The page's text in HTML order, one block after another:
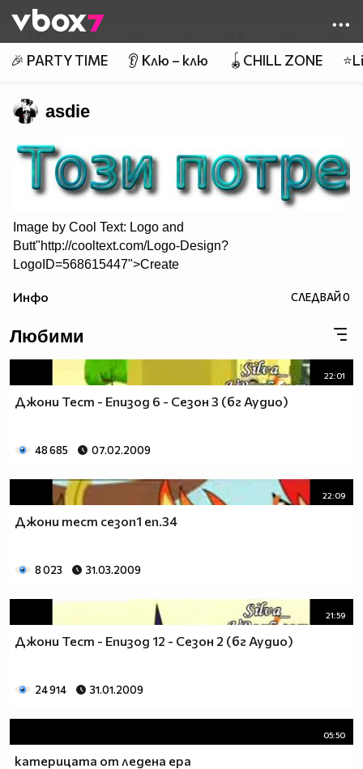
👾
🎉 PARTY TIME 👂 Клю – клю 🪀CHILL ZONE
asdie
Image by Cool Text: Logo and
Butt"http://cooltext.com/Logo-Design?
LogoID=568615447">Create
Инфо СЛЕДВАЙ0
Любими
22:01
Джони Тест - Епизод 6 - Сезон 3 (бг Аудио)
48 685 07.02.2009
22:09
Джони тест сезоn1 еп.34
8 023 31.03.2009
21:59
Джони Тест - Епизод 12 - Сезон 2 (бг Аудио)
24 914 31.01.2009
05:50
катерицата от ледена ера